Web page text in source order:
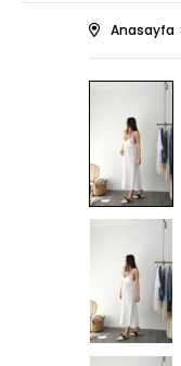
Anasayfa